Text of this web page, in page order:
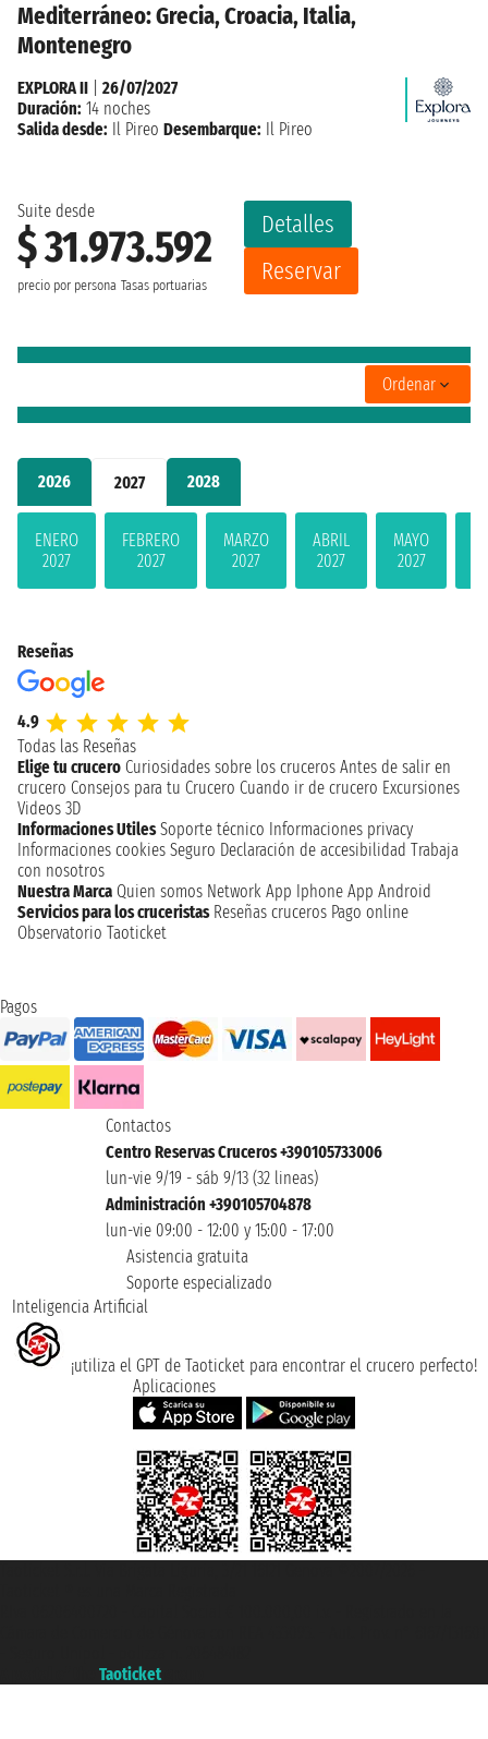
2026 2027 2028
ENERO
2027
FEBRERO
2027
MARZO
2027
ABRIL
2027
MAYO
2027
Mediterráneo: Grecia, Croacia, Italia,
Montenegro
Suite desde
$ 31.973.592
precio por persona Tasas portuarias
Detalles
Reservar
EXPLORA II
26/07/2027
Duración: 14 noches
Salida desde: Il Pireo Desembarque: Il Pireo
Ordenar
Reseñas
4.9
Todas las Reseñas
Elige tu crucero Curiosidades sobre los cruceros Antes de salir en
crucero Consejos para tu Crucero Cuando ir de crucero Excursiones
Videos 3D
Informaciones Utiles Soporte técnico Informaciones privacy
Informaciones cookies Seguro Declaración de accesibilidad Trabaja
con nosotros
Nuestra Marca Quien somos Network App Iphone App Android
Servicios para los cruceristas Reseñas cruceros Pago online
Observatorio Taoticket
Pagos
Contactos
Centro Reservas Cruceros +390105733006
lun-vie 9/19 - sáb 9/13 (32 lineas)
Administración +390105704878
lun-vie 09:00 - 12:00 y 15:00 - 17:00
Asistencia gratuita
Soporte especializado
Inteligencia Artificial
¡utiliza el GPT de Taoticket para encontrar el crucero perfecto!
Aplicaciones
Taoticket